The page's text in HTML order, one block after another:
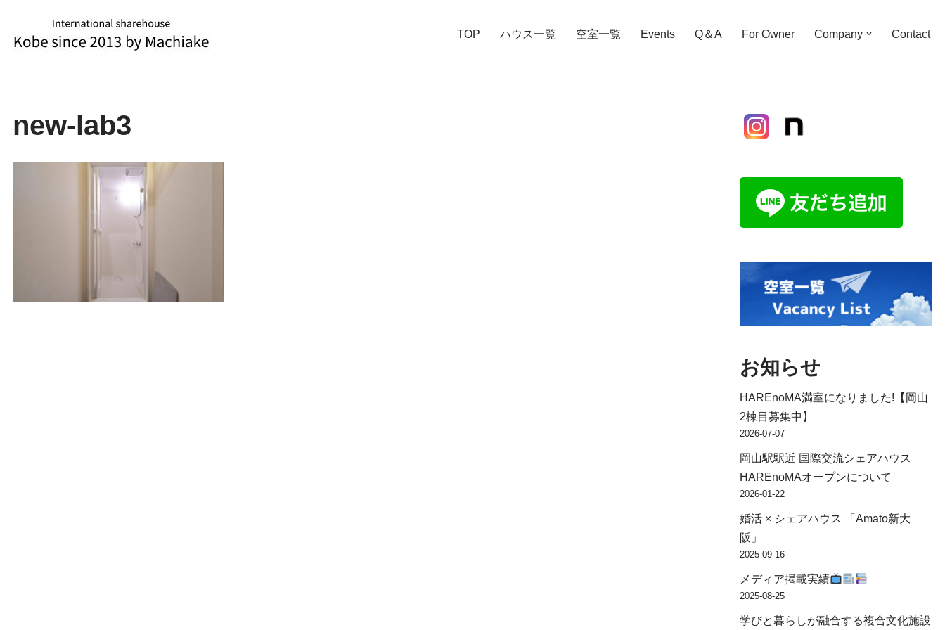
コ
へ
TOP ハウス一覧 空室一覧 Events Q＆A For Owner Company Contact
new-lab3
お知らせ
HAREnoMA満室になりました!【岡山
2棟目募集中】
2026-07-07
岡山駅駅近 国際交流シェアハウス
HAREnoMAオープンについて
2026-01-22
婚活 × シェアハウス 「Amato新大
阪」
2025-09-16
メディア掲載実績
2025-08-25
学びと暮らしが融合する複合文化施設